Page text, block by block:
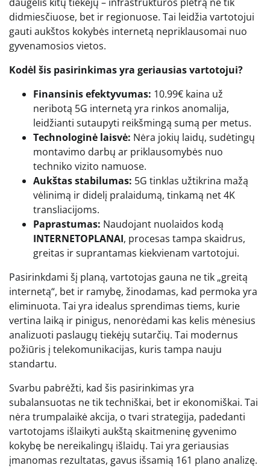
daugelis kitų tiekėjų – infrastruktūros plėtrą ne tik
didmiesčiuose, bet ir regionuose. Tai leidžia vartotojui
gauti aukštos kokybės internetą nepriklausomai nuo
gyvenamosios vietos.
Kodėl šis pasirinkimas yra geriausias vartotojui?
Finansinis efektyvumas: 10.99€ kaina už
neribotą 5G internetą yra rinkos anomalija,
leidžianti sutaupyti reikšmingą sumą per metus.
Technologinė laisvė: Nėra jokių laidų, sudėtingų
montavimo darbų ar priklausomybės nuo
techniko vizito namuose.
Aukštas stabilumas: 5G tinklas užtikrina mažą
vėlinimą ir didelį pralaidumą, tinkamą net 4K
transliacijoms.
Paprastumas: Naudojant nuolaidos kodą
INTERNETOPLANAI, procesas tampa skaidrus,
greitas ir suprantamas kiekvienam vartotojui.
Pasirinkdami šį planą, vartotojas gauna ne tik „greitą
internetą“, bet ir ramybę, žinodamas, kad permoka yra
eliminuota. Tai yra idealus sprendimas tiems, kurie
vertina laiką ir pinigus, nenorėdami kas kelis mėnesius
analizuoti paslaugų tiekėjų sutarčių. Tai modernus
požiūris į telekomunikacijas, kuris tampa nauju
standartu.
Svarbu pabrėžti, kad šis pasirinkimas yra
subalansuotas ne tik techniškai, bet ir ekonomiškai. Tai
nėra trumpalaikė akcija, o tvari strategija, padedanti
vartotojams išlaikyti aukštą skaitmeninę gyvenimo
kokybę be nereikalingų išlaidų. Tai yra geriausias
įmanomas rezultatas, gavus išsamią 161 plano analizę.